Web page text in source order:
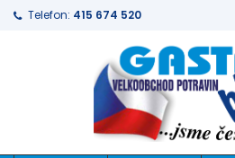
Telefon: 415 674 520